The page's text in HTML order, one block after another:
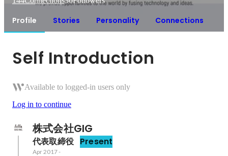
Profile Stories Personality Connections
Self Introduction
Available to logged-in users only
Log in to continue
株式会社GIG
代表取締役 Present
Apr 2017-